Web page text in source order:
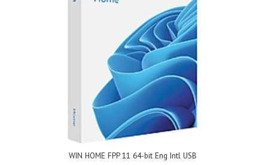
WIN HOME FPP 11 64-bit Eng Intl USB